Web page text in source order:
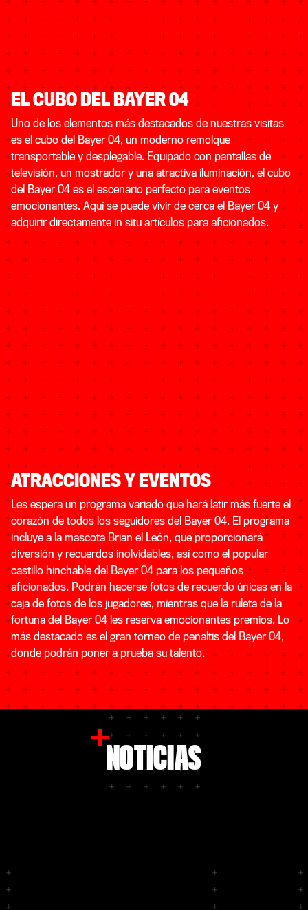
EL CUBO DEL BAYER 04
Uno de los elementos más destacados de nuestras visitas
es el cubo del Bayer 04, un moderno remolque
transportable y desplegable. Equipado con pantallas de
televisión, un mostrador y una atractiva iluminación, el cubo
del Bayer 04 es el escenario perfecto para eventos
emocionantes. Aquí se puede vivir de cerca el Bayer 04 y
adquirir directamente in situ artículos para aficionados.
ATRACCIONES Y EVENTOS
Les espera un programa variado que hará latir más fuerte el
corazón de todos los seguidores del Bayer 04. El programa
incluye a la mascota Brian el León, que proporcionará
diversión y recuerdos inolvidables, así como el popular
castillo hinchable del Bayer 04 para los pequeños
aficionados. Podrán hacerse fotos de recuerdo únicas en la
caja de fotos de los jugadores, mientras que la ruleta de la
fortuna del Bayer 04 les reserva emocionantes premios. Lo
más destacado es el gran torneo de penaltis del Bayer 04,
donde podrán poner a prueba su talento.
NOTICIAS